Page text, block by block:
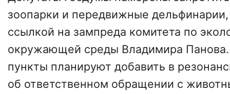
зоопарки и передвижные
ссылкой на зампреда комитета по
окружающей среды Владимира
пункты планируют добавить в
об ответственном обращении с